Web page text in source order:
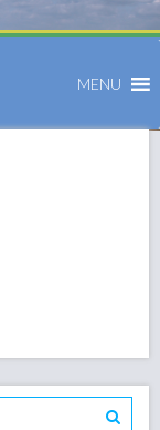
MENU